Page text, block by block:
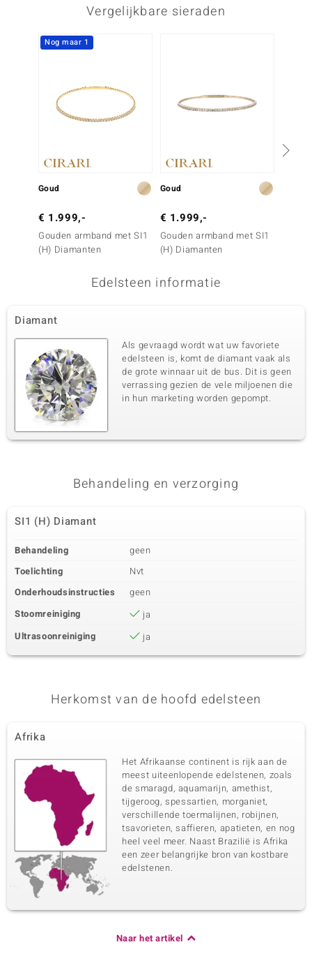
Vergelijkbare sieraden
Nog maar 1
Goud
€ 1.999,-
Gouden armband met SI1
(H) Diamanten
Goud
€ 1.999,-
Gouden armband met SI1
(H) Diamanten
Edelsteen informatie
Diamant
Als gevraagd wordt wat uw favoriete
edelsteen is, komt de diamant vaak als
de grote winnaar uit de bus. Dit is geen
verrassing gezien de vele miljoenen die
in hun marketing worden gepompt.
Behandeling en verzorging
SI1 (H) Diamant
Behandeling
geen
Toelichting
Nvt
Onderhoudsinstructies
geen
Stoomreiniging
ja
Ultrasoonreiniging
ja
Herkomst van de hoofd edelsteen
Afrika
Het Afrikaanse continent is rijk aan de
meest uiteenlopende edelstenen, zoals
de smaragd, aquamarijn, amethist,
tijgeroog, spessartien, morganiet,
verschillende toermalijnen, robijnen,
tsavorieten, saffieren, apatieten, en nog
heel veel meer. Naast Brazilië is Afrika
een zeer belangrijke bron van kostbare
edelstenen.
Naar het artikel